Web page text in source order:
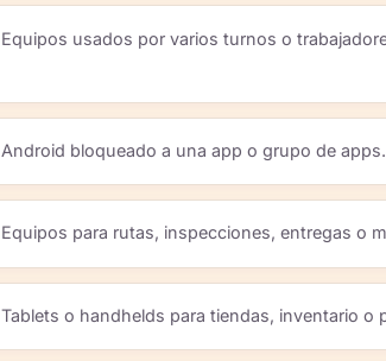
Equipos usados por varios turnos o
Android bloqueado a una app o grupo de apps.
Equipos para rutas, inspecciones, entregas o
Tablets o handhelds para tiendas, inventario o